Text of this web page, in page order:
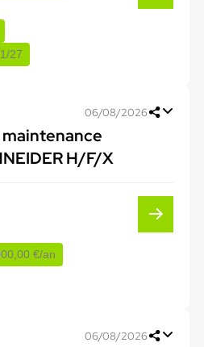
27
06/08/2026
H/F/X
€/an
06/08/2026